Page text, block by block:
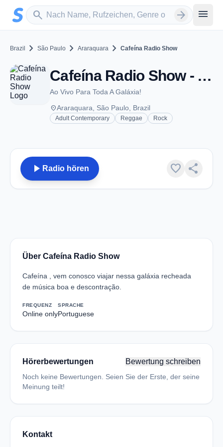
Zum Hauptinhalt springen
search
Sender suchen arrow_forward menu
Brazil chevron_right São Paulo chevron_right Araraquara chevron_right Cafeína Radio Show
Cafeína Radio Show - Araraquara
Ao Vivo Para Toda A Galáxia!
placeAraraquara, São Paulo, Brazil
Adult Contemporary Reggae Rock
play_arrow Radio hören favorite share
Über Cafeína Radio Show
Cafeína , vem conosco viajar nessa galáxia recheada
de música boa e descontração.
FREQUENZ
Online only
SPRACHE
Portuguese
Hörerbewertungen Bewertung schreiben
Noch keine Bewertungen. Seien Sie der Erste, der seine
Meinung teilt!
Kontakt